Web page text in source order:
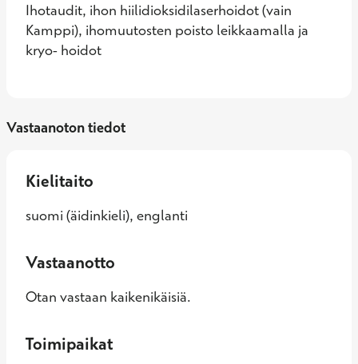
Ihotaudit, ihon hiilidioksidilaserhoidot (vain
Kamppi), ihomuutosten poisto leikkaamalla ja
kryo- hoidot
Vastaanoton tiedot
Kielitaito
suomi (äidinkieli), englanti
Vastaanotto
Otan vastaan kaikenikäisiä.
Toimipaikat